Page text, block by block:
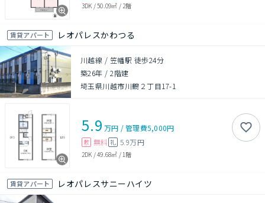
3DK /50.09㎡ / 2階
賃貸アパート レオパレスかわつる
川越線 / 笠幡駅 徒歩24分
築26年 /2階建
埼玉県川越市川鶴２丁目17-1
5.9 万円 /管理費5,000円
敷 無料 礼 5.9万円
2DK /49.68㎡ / 1階
賃貸アパート レオパレスサニーハイツ